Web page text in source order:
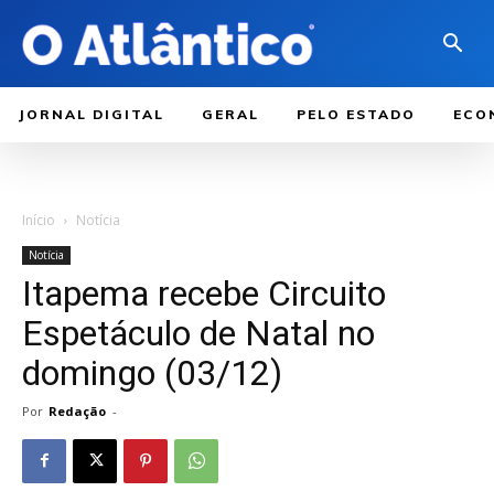
JORNAL DIGITAL GERAL PELO ESTADO
Início Notícia
Notícia
Itapema recebe Circuito
Espetáculo de Natal no
domingo (03/12)
Por Redação -